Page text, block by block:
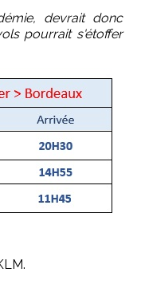
devrait donc
pourrait s'étoffer